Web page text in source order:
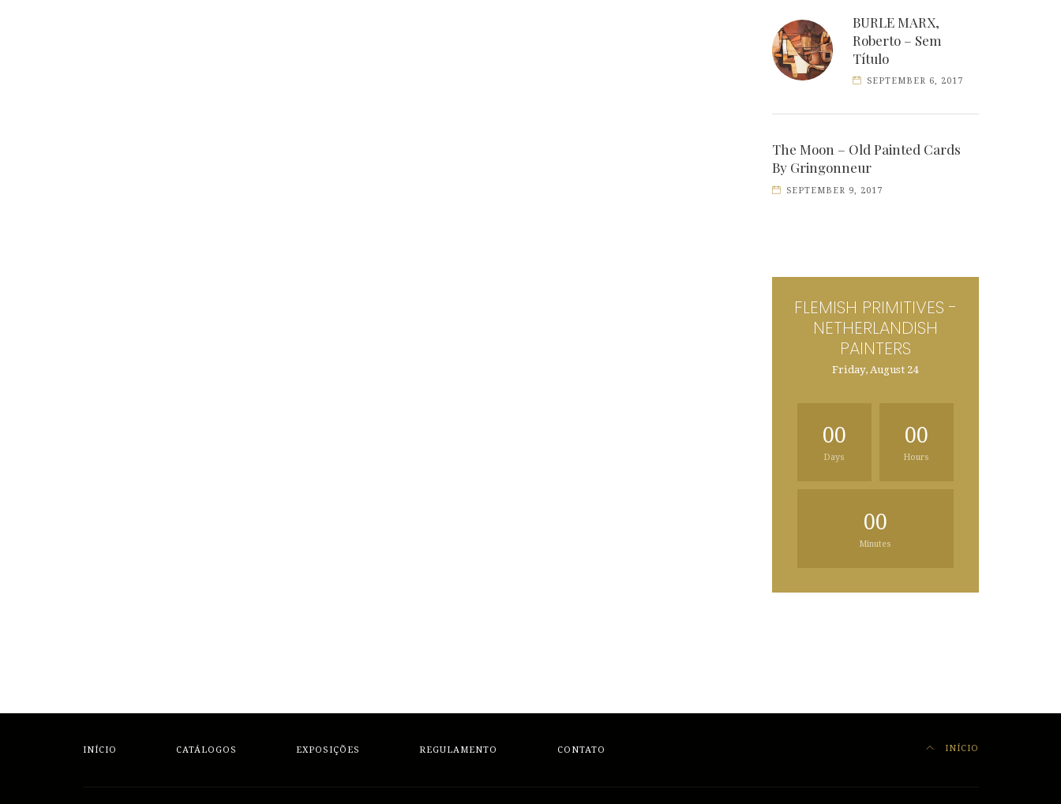
BURLE MARX,
Roberto – Sem
Título
SEPTEMBER 6, 2017
The Moon – Old Painted Cards
By Gringonneur
SEPTEMBER 9, 2017
FLEMISH PRIMITIVES -
NETHERLANDISH
PAINTERS
Friday, August 24
00
Days
00
Hours
00
Minutes
INÍCIO CATÁLOGOS EXPOSIÇÕES REGULAMENTO CONTATO INÍCIO